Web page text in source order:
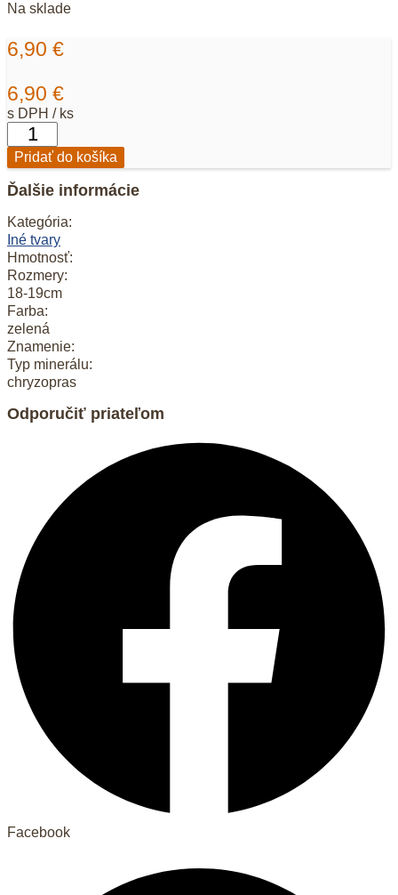
Na sklade
6,90 €
6,90 €
s DPH / ks
množstvo
Chryzopras
nugetky
náramok
8mm
Pridať do košíka
Ďalšie informácie
Kategória:
Iné tvary
Hmotnosť:
Rozmery:
18-19cm
Farba:
zelená
Znamenie:
Typ minerálu:
chryzopras
Odporučiť priateľom
Facebook